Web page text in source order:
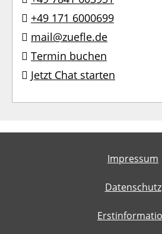
+49 171 6000699
mail@zuefle.de
Termin buchen
Jetzt Chat starten
Impressum
Datenschutz